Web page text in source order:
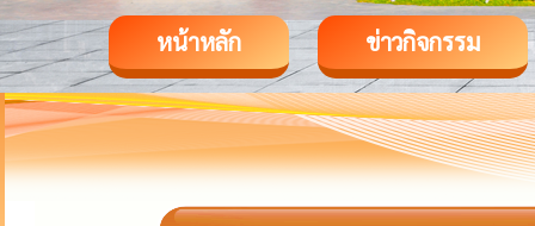
หน้าหลัก ข่าวกิจกรรม